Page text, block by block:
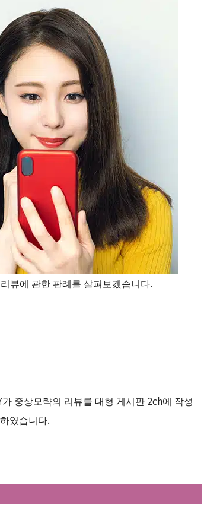
뷰에 관한 판례를 살펴보겠습니다.
중상모략의 리뷰를 대형 게시판 2ch에 작성
였습니다.